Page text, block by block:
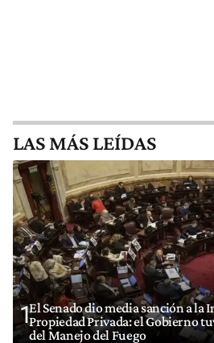
LAS MÁS LEÍDAS
1El Senado dio media sanción a la
Propiedad Privada: el Gobierno
del Manejo del Fuego